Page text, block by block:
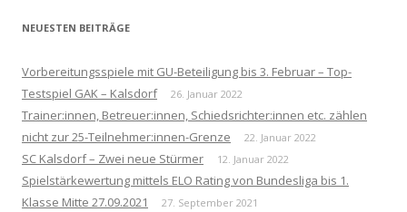
NEUESTEN BEITRÄGE
Vorbereitungsspiele mit GU-Beteiligung bis 3. Februar – Top-
Testspiel GAK – Kalsdorf
26. Januar 2022
Trainer:innen, Betreuer:innen, Schiedsrichter:innen etc. zählen
nicht zur 25-Teilnehmer:innen-Grenze
22. Januar 2022
SC Kalsdorf – Zwei neue Stürmer 12. Januar 2022
Spielstärkewertung mittels ELO Rating von Bundesliga bis 1.
Klasse Mitte 27.09.2021
27. September 2021